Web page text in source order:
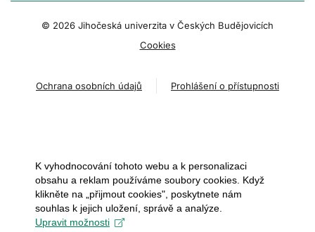
© 2026 Jihočeská univerzita v Českých Budějovicích
Cookies
Ochrana osobních údajů Prohlášení o přístupnosti
K vyhodnocování tohoto webu a k personalizaci
obsahu a reklam používáme soubory cookies. Když
klikněte na „přijmout cookies", poskytnete nám
souhlas k jejich uložení, správě a analýze.
Upravit možnosti